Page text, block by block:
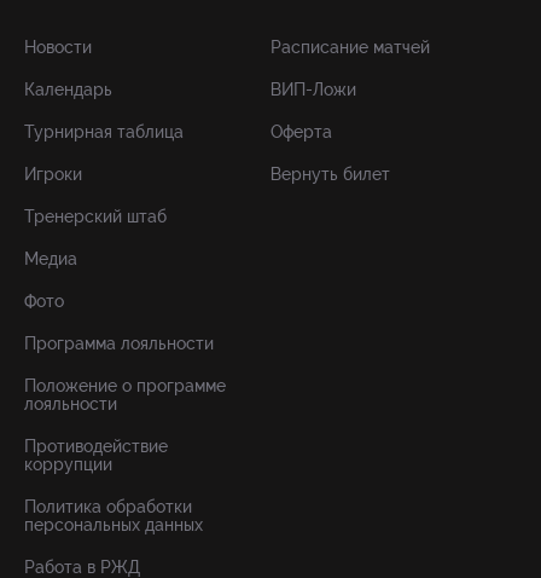
Новости
Календарь
Турнирная таблица
Игроки
Тренерский штаб
Медиа
Фото
Программа лояльности
Положение о программе
лояльности
Противодействие
коррупции
Политика обработки
персональных данных
Работа в РЖД
Расписание матчей
ВИП-Ложи
Оферта
Вернуть билет